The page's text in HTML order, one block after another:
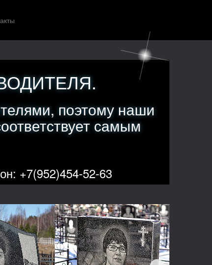
поэтому наши
самым
+7(952)454-52-63